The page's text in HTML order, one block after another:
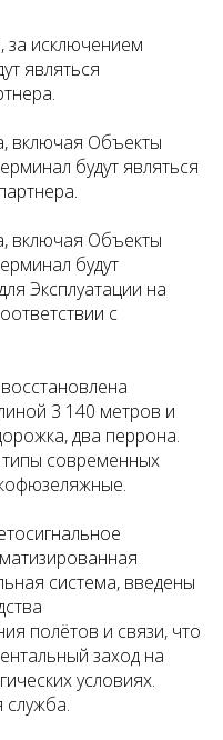
за исключением
являться
включая Объекты
будут являться
включая Объекты
будут
Эксплуатации на
с
3 140 метров и
два перрона.
современных
система, введены
полётов и связи, что
заход на
условиях.
служба.